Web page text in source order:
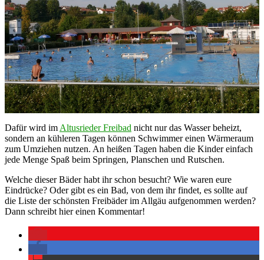
Dafür wird im Altusrieder Freibad nicht nur das Wasser beheizt,
sondern an kühleren Tagen können Schwimmer einen Wärmeraum
zum Umziehen nutzen. An heißen Tagen haben die Kinder einfach
jede Menge Spaß beim Springen, Planschen und Rutschen.
Welche dieser Bäder habt ihr schon besucht? Wie waren eure
Eindrücke? Oder gibt es ein Bad, von dem ihr findet, es sollte auf
die Liste der schönsten Freibäder im Allgäu aufgenommen werden?
Dann schreibt hier einen Kommentar!